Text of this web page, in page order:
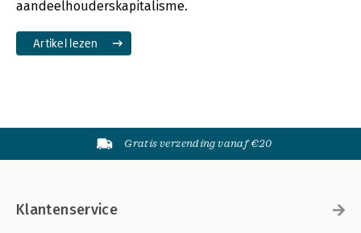
aandeelhouderskapitalisme.
Artikel lezen
Gratis verzending vanaf €20
Klantenservice